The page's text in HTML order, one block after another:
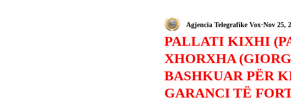
PALLATI KIXHI
XHORXHA
BASHKUAR PËR
GARANCI TË
Agjencia Telegrafike Vox Nov 25,